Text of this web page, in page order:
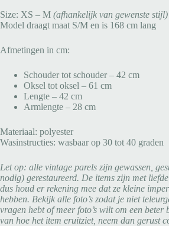
Size: XS – M (afhankelijk van gewenste stijl)
Model draagt maat S/M en is 168 cm lang
Afmetingen in cm:
Schouder tot schouder – 42 cm
Oksel tot oksel – 61 cm
Lengte – 42 cm
Armlengte – 28 cm
Materiaal: polyester
Wasinstructies: wasbaar op 30 tot 40 graden
Let op: alle vintage parels zijn gewassen,
nodig) gerestaureerd. De items zijn met
dus houd er rekening mee dat ze kleine
hebben. Bekijk alle foto’s zodat je niet
vragen hebt of meer foto’s wilt om een beter
van hoe het item eruitziet, neem dan gerust